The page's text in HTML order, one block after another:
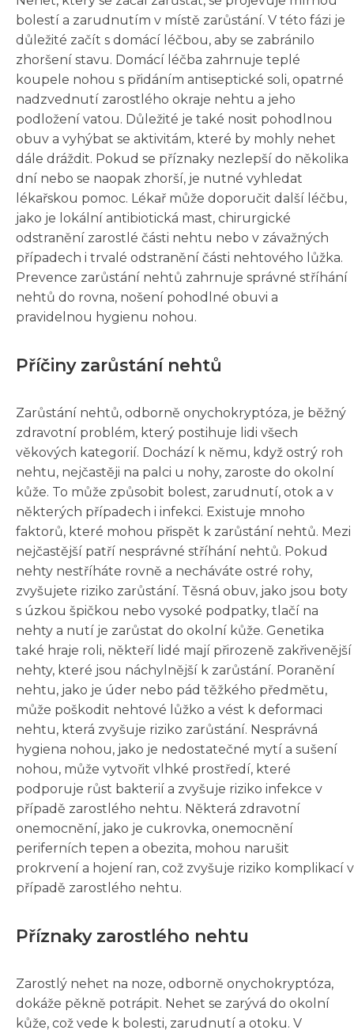
bolestí a zarudnutím v místě zarůstání. V této fázi je
důležité začít s domácí léčbou, aby se zabránilo
zhoršení stavu. Domácí léčba zahrnuje teplé
koupele nohou s přidáním antiseptické soli, opatrné
nadzvednutí zarostlého okraje nehtu a jeho
podložení vatou. Důležité je také nosit pohodlnou
obuv a vyhýbat se aktivitám, které by mohly nehet
dále dráždit. Pokud se příznaky nezlepší do několika
dní nebo se naopak zhorší, je nutné vyhledat
lékařskou pomoc. Lékař může doporučit další léčbu,
jako je lokální antibiotická mast, chirurgické
odstranění zarostlé části nehtu nebo v závažných
případech i trvalé odstranění části nehtového lůžka.
Prevence zarůstání nehtů zahrnuje správné stříhání
nehtů do rovna, nošení pohodlné obuvi a
pravidelnou hygienu nohou.
Příčiny zarůstání nehtů
Zarůstání nehtů, odborně onychokryptóza, je běžný
zdravotní problém, který postihuje lidi všech
věkových kategorií. Dochází k němu, když ostrý roh
nehtu, nejčastěji na palci u nohy, zaroste do okolní
kůže. To může způsobit bolest, zarudnutí, otok a v
některých případech i infekci. Existuje mnoho
faktorů, které mohou přispět k zarůstání nehtů. Mezi
nejčastější patří nesprávné stříhání nehtů. Pokud
nehty nestříháte rovně a necháváte ostré rohy,
zvyšujete riziko zarůstání. Těsná obuv, jako jsou boty
s úzkou špičkou nebo vysoké podpatky, tlačí na
nehty a nutí je zarůstat do okolní kůže. Genetika
také hraje roli, někteří lidé mají přirozeně zakřivenější
nehty, které jsou náchylnější k zarůstání. Poranění
nehtu, jako je úder nebo pád těžkého předmětu,
může poškodit nehtové lůžko a vést k deformaci
nehtu, která zvyšuje riziko zarůstání. Nesprávná
hygiena nohou, jako je nedostatečné mytí a sušení
nohou, může vytvořit vlhké prostředí, které
podporuje růst bakterií a zvyšuje riziko infekce v
případě zarostlého nehtu. Některá zdravotní
onemocnění, jako je cukrovka, onemocnění
periferních tepen a obezita, mohou narušit
prokrvení a hojení ran, což zvyšuje riziko komplikací v
případě zarostlého nehtu.
Příznaky zarostlého nehtu
Zarostlý nehet na noze, odborně onychokryptóza,
dokáže pěkně potrápit. Nehet se zarývá do okolní
kůže, což vede k bolesti, zarudnutí a otoku. V